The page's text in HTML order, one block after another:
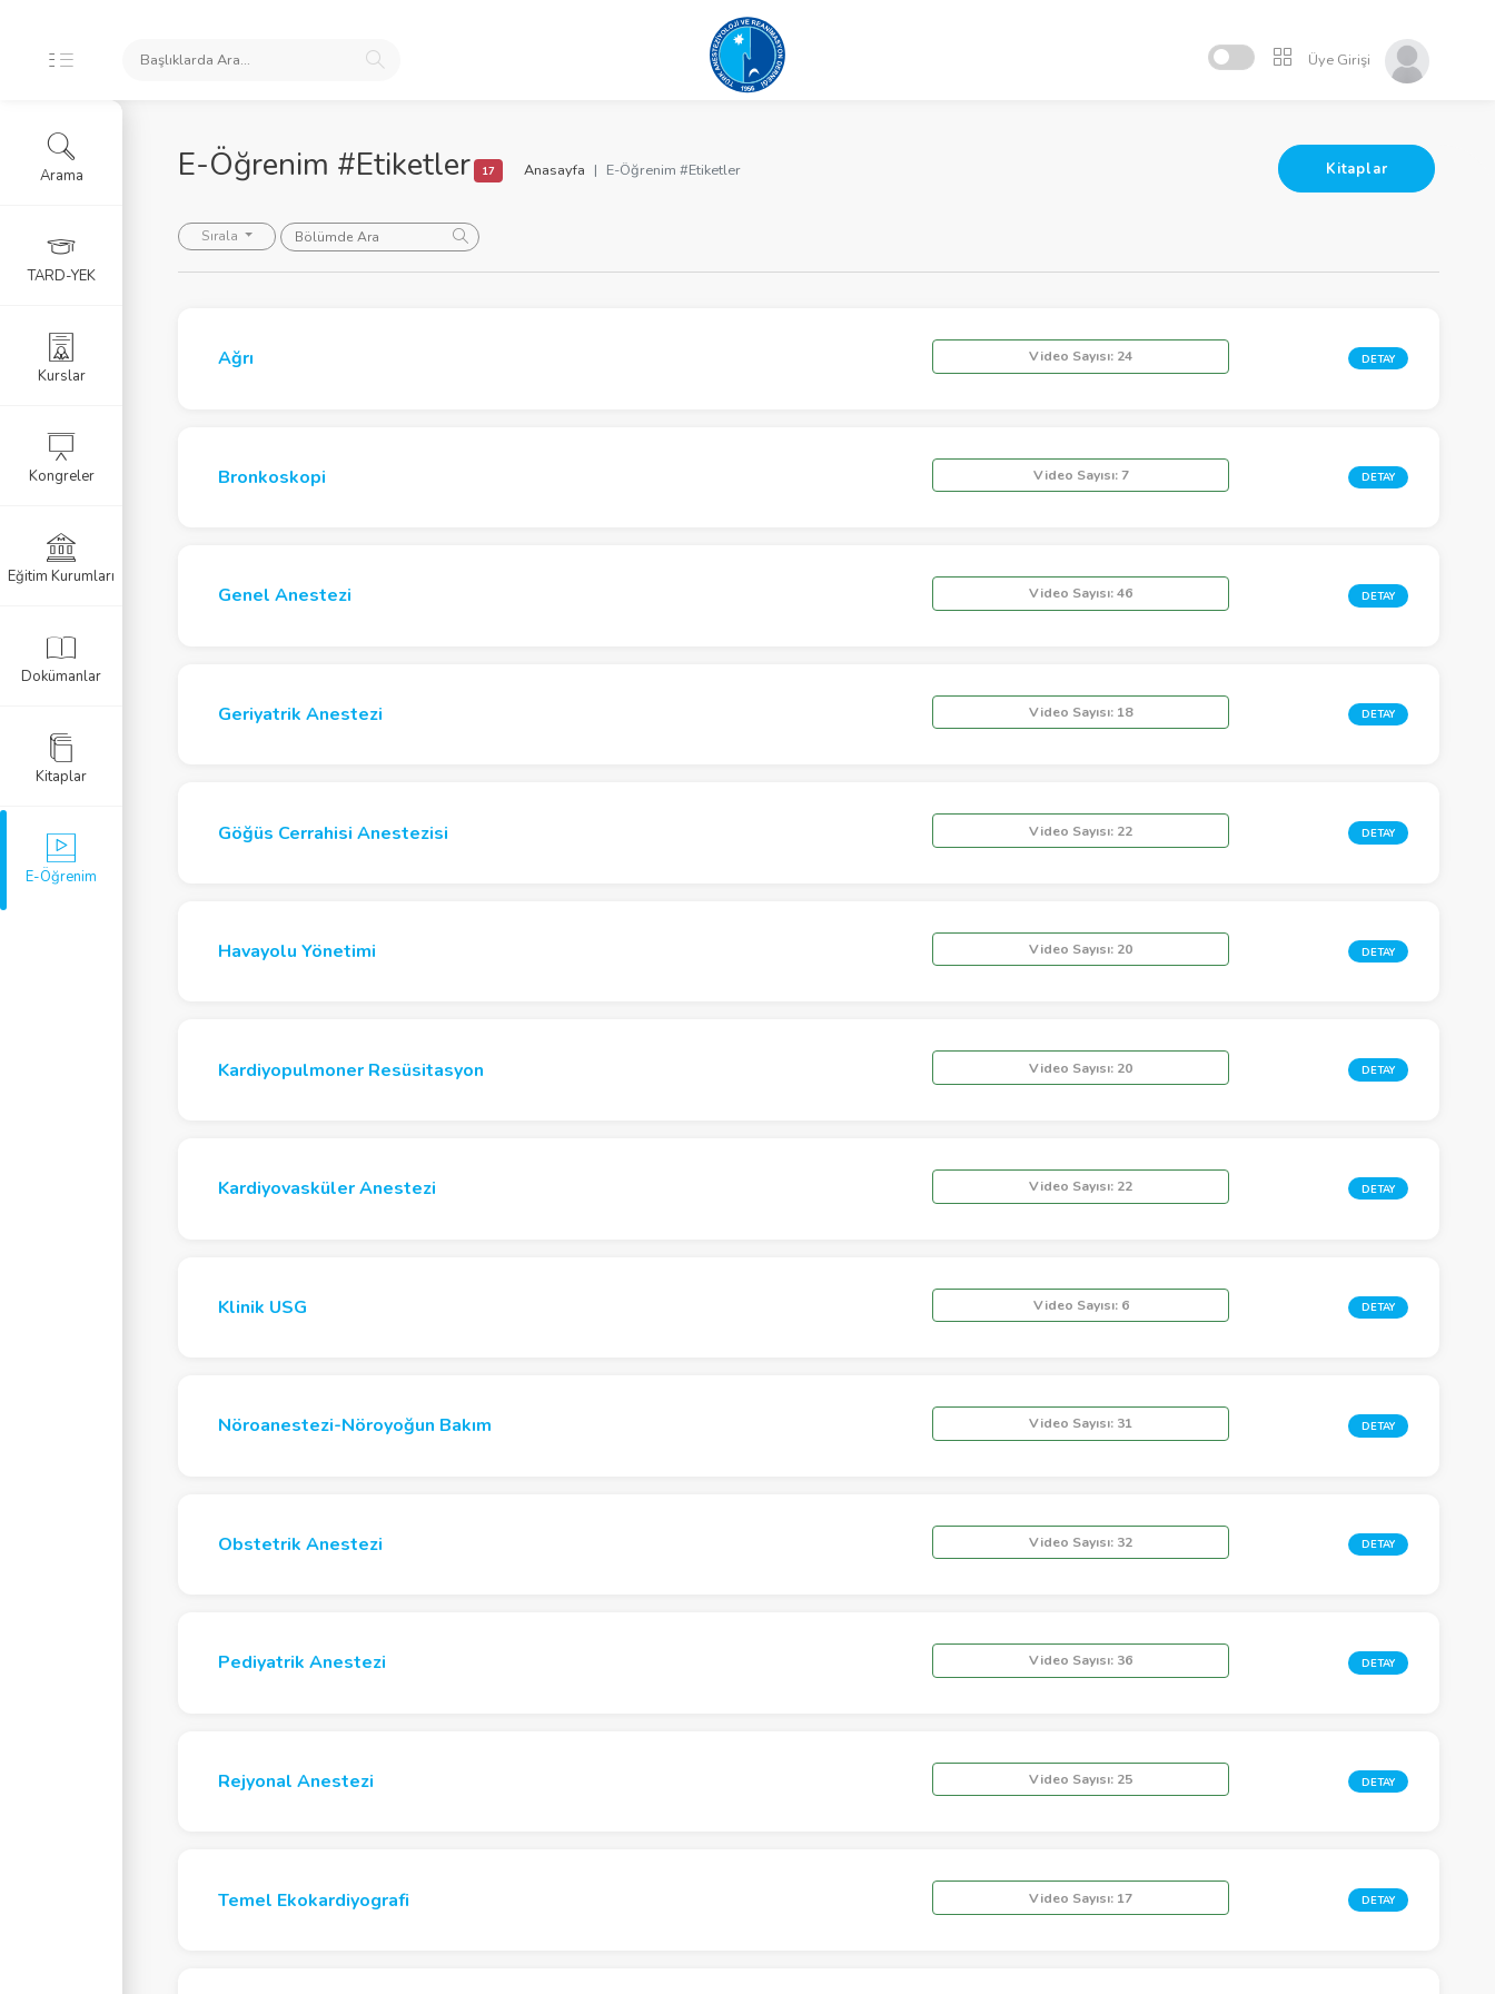
Üye Girişi
E-Öğrenim #Etiketler 17 Kitaplar
Anasayfa E-Öğrenim #Etiketler
Sırala
Ağrı Video Sayısı: 24 DETAY
Bronkoskopi Video Sayısı:7 DETAY
Genel Anestezi Video Sayısı:46 DETAY
Geriyatrik Anestezi Video Sayısı: 18 DETAY
Göğüs Cerrahisi Anestezisi Video Sayısı: 22 DETAY
Havayolu Yönetimi Video Sayısı: 20 DETAY
Kardiyopulmoner Resüsitasyon Video Sayısı: 20 DETAY
Kardiyovasküler Anestezi Video Sayısı: 22 DETAY
Klinik USG Video Sayısı:6 DETAY
Nöroanestezi-Nöroyoğun Bakım Video Sayısı: 31 DETAY
Obstetrik Anestezi Video Sayısı: 32 DETAY
Pediyatrik Anestezi Video Sayısı: 36 DETAY
Rejyonal Anestezi Video Sayısı: 25 DETAY
Temel Ekokardiyografi Video Sayısı: 17 DETAY
Arama
TARD-YEK
Kurslar
Kongreler
Eğitim Kurumları
Dokümanlar
Kitaplar
E-Öğrenim